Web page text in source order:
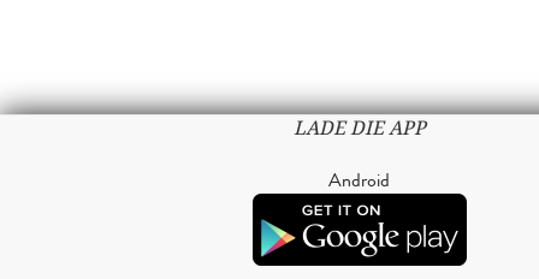
LADE DIE APP
Android